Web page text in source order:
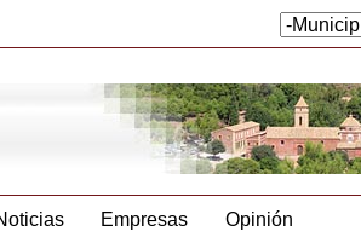
Empresas Opinión